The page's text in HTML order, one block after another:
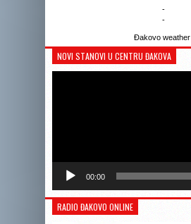
-
-
Đakovo weather
NOVI STANOVI U CENTRU ĐAKOVA
00:00
RADIO ĐAKOVO ONLINE